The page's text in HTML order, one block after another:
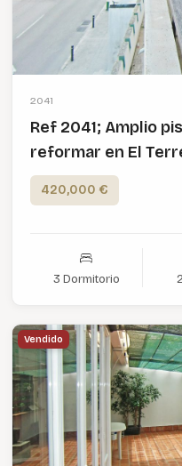
2041
Ref 2041; Amplio
reformar en El
420,000 €
3 Dormitorio
Vendido